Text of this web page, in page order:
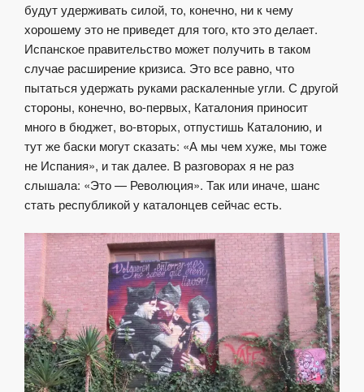
будут удерживать силой, то, конечно, ни к чему
хорошему это не приведет для того, кто это делает.
Испанское правительство может получить в таком
случае расширение кризиса. Это все равно, что
пытаться удержать руками раскаленные угли. С другой
стороны, конечно, во-первых, Каталония приносит
много в бюджет, во-вторых, отпустишь Каталонию, и
тут же баски могут сказать: «А мы чем хуже, мы тоже
не Испания», и так далее. В разговорах я не раз
слышала: «Это — Революция». Так или иначе, шанс
стать республикой у каталонцев сейчас есть.